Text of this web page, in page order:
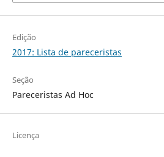
Edição
2017: Lista de pareceristas
Seção
Pareceristas Ad Hoc
Licença